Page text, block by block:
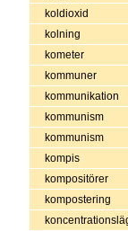
koldioxid
kolning
kometer
kommuner
kommunikation
kommunism
kommunism
kompis
kompositörer
kompostering